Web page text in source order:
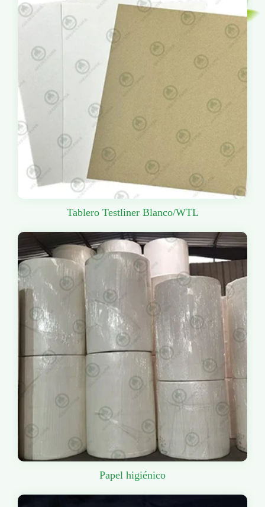
Tablero Testliner Blanco/WTL
Papel higiénico